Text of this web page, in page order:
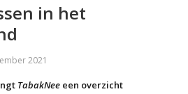
in het
2021
TabakNee een overzicht